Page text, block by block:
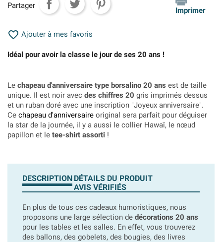
Partager
Imprimer
 Ajouter à mes favoris
Idéal pour avoir la classe le jour de ses 20 ans !
Le chapeau d'anniversaire type borsalino 20 ans est de taille
unique. Il est noir avec des chiffres 20 gris imprimés dessus
et un ruban doré avec une inscription "Joyeux anniversaire".
Ce chapeau d'anniversaire original sera parfait pour déguiser
la star de la journée, il y a aussi le collier Hawaï, le nœud
papillon et le tee-shirt assorti !
DESCRIPTION DÉTAILS DU PRODUIT
AVIS VÉRIFIÉS
En plus de tous ces cadeaux humoristiques, nous
proposons une large sélection de décorations 20 ans
pour les tables et les salles. En effet, vous trouverez
des ballons, des gobelets, des bougies, des livres